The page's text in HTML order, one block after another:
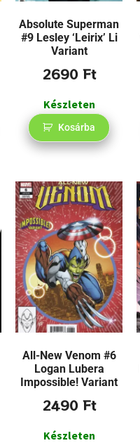
Absolute Superman
#9 Lesley ‘Leirix’ Li
Variant
2690 Ft
Készleten
Kosárba
All-New Venom #6
Logan Lubera
Impossible! Variant
2490 Ft
Készleten